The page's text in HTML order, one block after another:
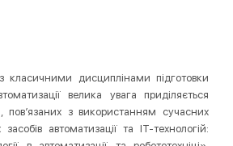
дисциплінами підготовки
велика увага приділяється
пов’язаних з використанням сучасних
автоматизації та ІТ-технологій: